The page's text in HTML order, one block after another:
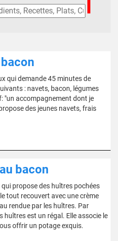
qui demande 45 minutes de
: navets, bacon, légumes
"un accompagnement dont je
des jeunes navets, frais
bacon
propose des huîtres pochées
tout recouvert avec une crème
rendue par les huîtres. Par
huîtres est un régal. Elle associe le
offrir un potage exquis.